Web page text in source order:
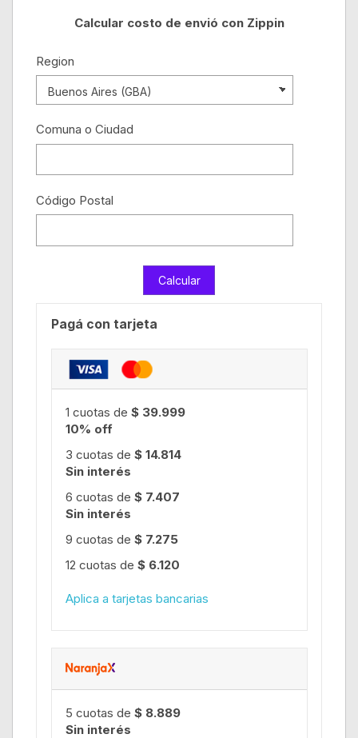
Calcular costo de envió con Zippin
Region
Comuna o Ciudad
Código Postal
Pagá con tarjeta
1 cuotas de $ 39.999
10% off
3 cuotas de $ 14.814
Sin interés
6 cuotas de $ 7.407
Sin interés
9 cuotas de $ 7.275
12 cuotas de $ 6.120
Aplica a tarjetas bancarias
5 cuotas de $ 8.889
Sin interés